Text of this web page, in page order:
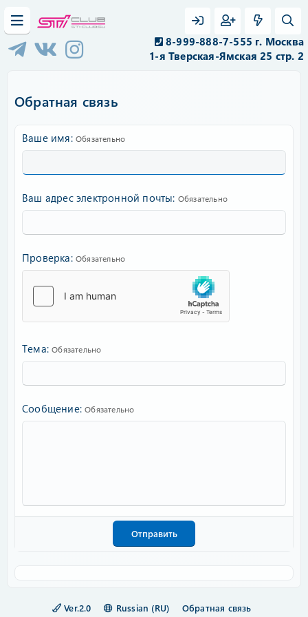
8-999-888-7-555 г. Москва
1-я Тверская-Ямская 25 стр. 2
Обратная связь
Ваше имя Обязательно
Ваш адрес электронной почты Обязательно
Проверка Обязательно
Тема Обязательно
Сообщение Обязательно
Отправить
Ver.2.0 Russian (RU)
Обратная связь